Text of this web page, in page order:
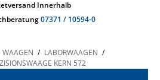
Innerhalb
07371 / 10594-0
WAAGEN / LABORWAAGEN /
KERN 572